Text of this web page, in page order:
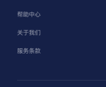
帮助中心
关于我们
服务条款